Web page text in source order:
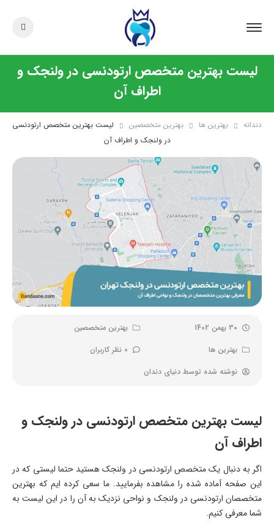
لیست بهترین متخصص ارتودنسی در ولنجک و
اطراف آن
دندانه بهترین ها بهترین متخصصین
لیست بهترین متخصص ارتودنسی
در ولنجک و اطراف آن
30 بهمن 1402
بهترین متخصصین
بهترین ها
0 نظر کاربران
نوشته شده توسط دنیای دندان
لیست بهترین متخصص ارتودنسی در ولنجک و
اطراف آن
اگر به دنبال یک متخصص ارتودنسی در ولنجک هستید حتما لیستی که در
این صفحه آماده شده را مشاهده بفرمایید. ما سعی کرده ایم که بهترین
متخصصان ارتودنسی در ولنجک و نواحی نزدیک به آن را در این لیست به
شما معرفی کنیم.